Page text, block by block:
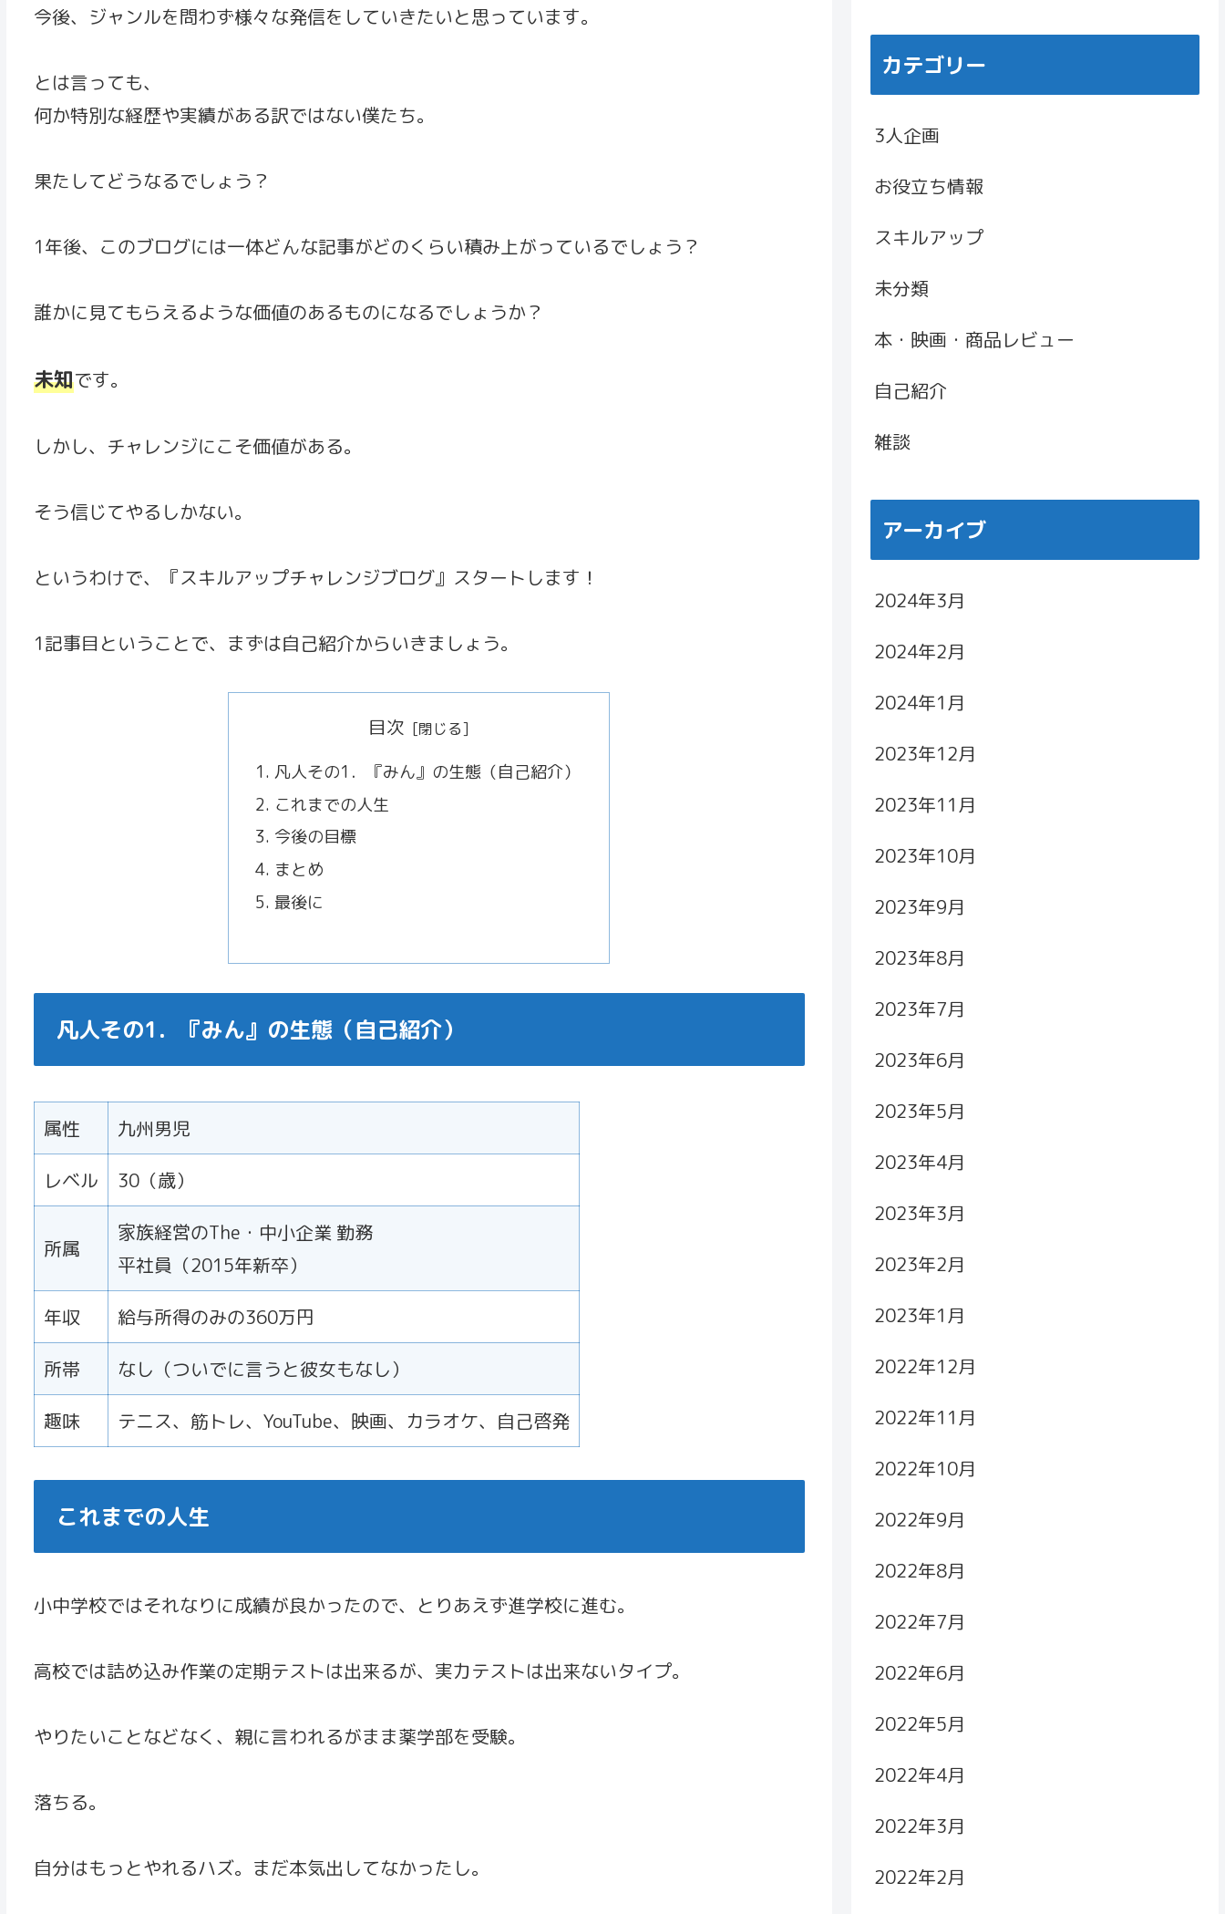
今後、ジャンルを問わず様々な発信をしていきたいと思っています。
とは言っても、
何か特別な経歴や実績がある訳ではない僕たち。
果たしてどうなるでしょう？
1年後、このブログには一体どんな記事がどのくらい積み上がっているでしょう？
誰かに見てもらえるような価値のあるものになるでしょうか？
未知です。
しかし、チャレンジにこそ価値がある。
そう信じてやるしかない。
というわけで、『スキルアップチャレンジブログ』スタートします！
1記事目ということで、まずは自己紹介からいきましょう。
目次
凡人その1．『みん』の生態（自己紹介）
これまでの人生
今後の目標
まとめ
最後に
凡人その1．『みん』の生態（自己紹介）
属性 九州男児
レベル 30（歳）
所属
家族経営のThe・中小企業 勤務
平社員（2015年新卒）
年収 給与所得のみの360万円
所帯 なし（ついでに言うと彼女もなし）
趣味 テニス、筋トレ、YouTube、映画、カラオケ、自己啓発
これまでの人生
小中学校ではそれなりに成績が良かったので、とりあえず進学校に進む。
高校では詰め込み作業の定期テストは出来るが、実力テストは出来ないタイプ。
やりたいことなどなく、親に言われるがまま薬学部を受験。
落ちる。
自分はもっとやれるハズ。まだ本気出してなかったし。
カテゴリー
3人企画
お役立ち情報
スキルアップ
未分類
本・映画・商品レビュー
自己紹介
雑談
アーカイブ
2024年3月
2024年2月
2024年1月
2023年12月
2023年11月
2023年10月
2023年9月
2023年8月
2023年7月
2023年6月
2023年5月
2023年4月
2023年3月
2023年2月
2023年1月
2022年12月
2022年11月
2022年10月
2022年9月
2022年8月
2022年7月
2022年6月
2022年5月
2022年4月
2022年3月
2022年2月